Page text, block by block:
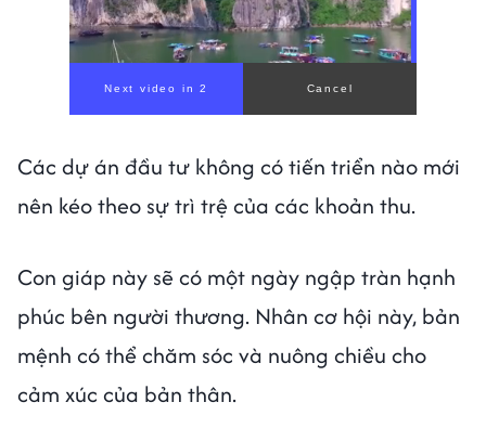
Các dự án đầu tư không có tiến triển nào mới
nên kéo theo sự trì trệ của các khoản thu.
Con giáp này sẽ có một ngày ngập tràn hạnh
phúc bên người thương. Nhân cơ hội này, bản
mệnh có thể chăm sóc và nuông chiều cho
cảm xúc của bản thân.